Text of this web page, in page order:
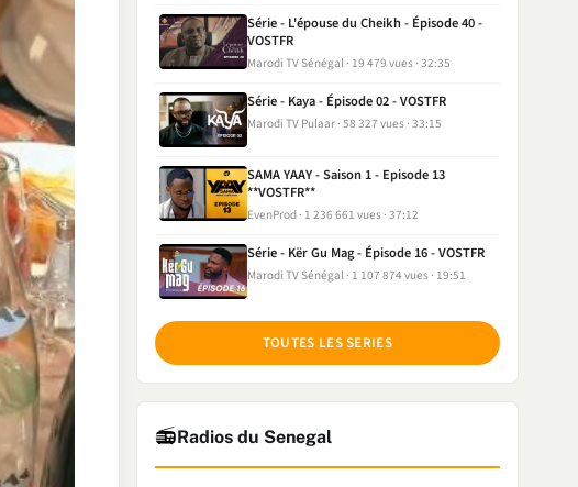
Série - L'épouse du Cheikh - Épisode 40 -
VOSTFR
Marodi TV Sénégal 19 479 vues 32:35
Série - Kaya - Épisode 02 - VOSTFR
Marodi TV Pulaar 58 327 vues 33:15
SAMA YAAY - Saison 1 - Episode 13
**VOSTFR**
EvenProd 1 236 661 vues 37:12
Série - Kër Gu Mag - Épisode 16 - VOSTFR
Marodi TV Sénégal 1 107 874 vues 19:51
TOUTES LES SERIES
📻Radios du Senegal